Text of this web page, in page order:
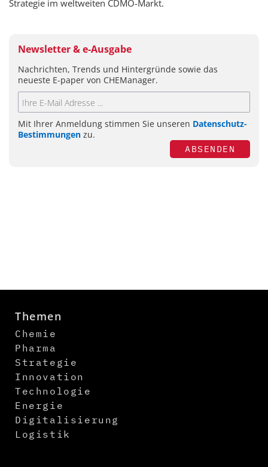
Strategie im weltweiten CDMO-Markt.
Newsletter & e-Ausgabe
Nachrichten, Trends und Hintergründe sowie das
neueste E-paper von CHEManager.
Mit Ihrer Anmeldung stimmen Sie unseren Datenschutz-
Bestimmungen zu.
ABSENDEN
Themen
Chemie
Pharma
Strategie
Innovation
Technologie
Energie
Digitalisierung
Logistik